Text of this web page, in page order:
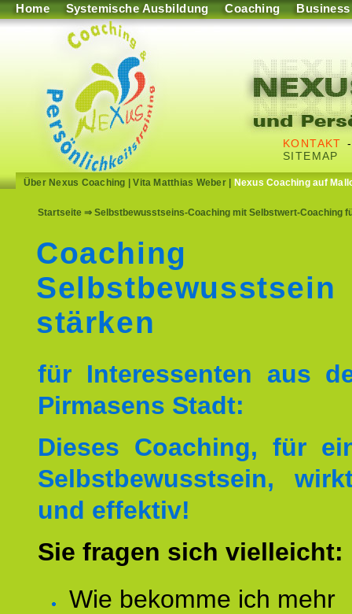
Home Systemische Ausbildung Coaching Business
KONTAKT
SITEMAP
Über Nexus Coaching |Vita Matthias Weber| Nexus Coaching auf
Startseite ⇒ Selbstbewusstseins-Coaching mit Selbstwert-Coaching
Coaching
Selbstbewusstsein
stärken
für Interessenten aus
Pirmasens Stadt:
Dieses Coaching, für
Selbstbewusstsein,
und effektiv!
Sie fragen sich vielleicht:
Wie bekomme ich mehr